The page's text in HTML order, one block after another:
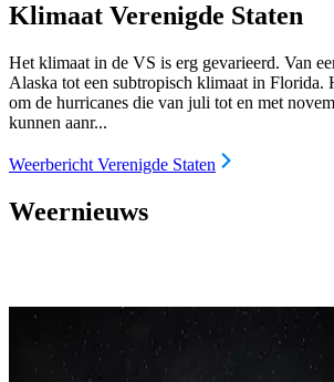
Klimaat Verenigde Staten
Het klimaat in de VS is erg gevarieerd. Van
Alaska tot een subtropisch klimaat in Florida.
om de hurricanes die van juli tot en met
kunnen aanr...
Weerbericht Verenigde Staten
Weernieuws